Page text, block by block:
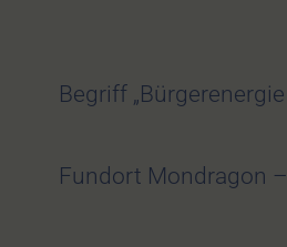
Begriff
Fundort Mondragon